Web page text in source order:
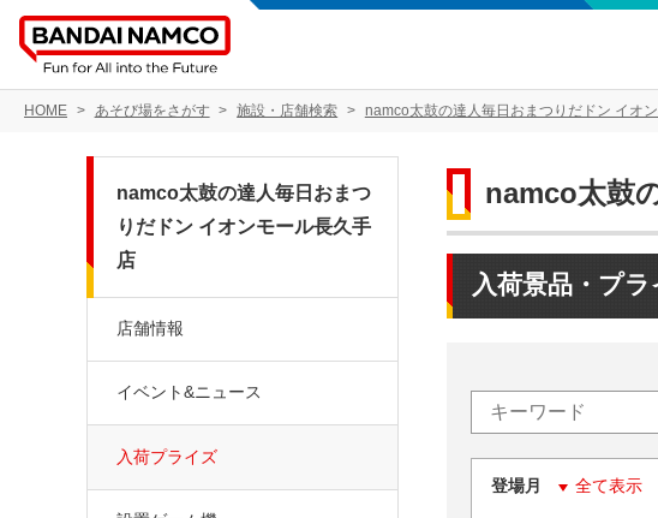
HOME あそび場をさがす 施設・店舗検索 namco太鼓の達人毎日おまつりだドン イオ
namco太鼓
入荷景品・プ
登場月 全て表示
namco太鼓の達人毎日おまつ
りだドン イオンモール長久手
店
店舗情報
イベント&ニュース
入荷プライズ